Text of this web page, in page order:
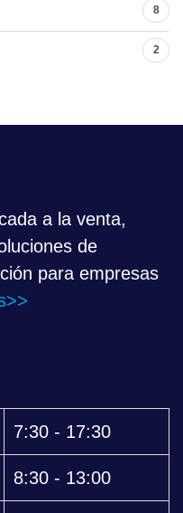
8
2
a la venta,
de
para empresas
7:30 - 17:30
8:30 - 13:00